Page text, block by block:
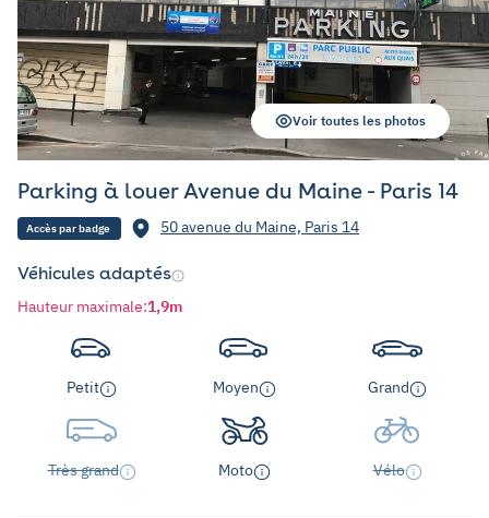
Parking à louer Avenue du Maine - Paris 14
Accès par badge 50 avenue du Maine, Paris 14
Voir toutes les photos
Véhicules adaptés
Hauteur maximale:1,9m
Petit Moyen Grand
Très grand Moto Vélo